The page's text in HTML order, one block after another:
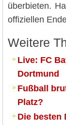
überbieten.
offiziellen
Weitere
Live: FC
Dortmund
Fußball
Platz?
Die besten